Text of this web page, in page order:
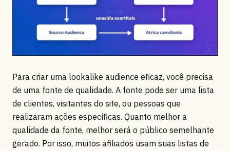
Para criar uma lookalike audience eficaz, você precisa
de uma fonte de qualidade. A fonte pode ser uma lista
de clientes, visitantes do site, ou pessoas que
realizaram ações específicas. Quanto melhor a
qualidade da fonte, melhor será o público semelhante
gerado. Por isso, muitos afiliados usam suas listas de